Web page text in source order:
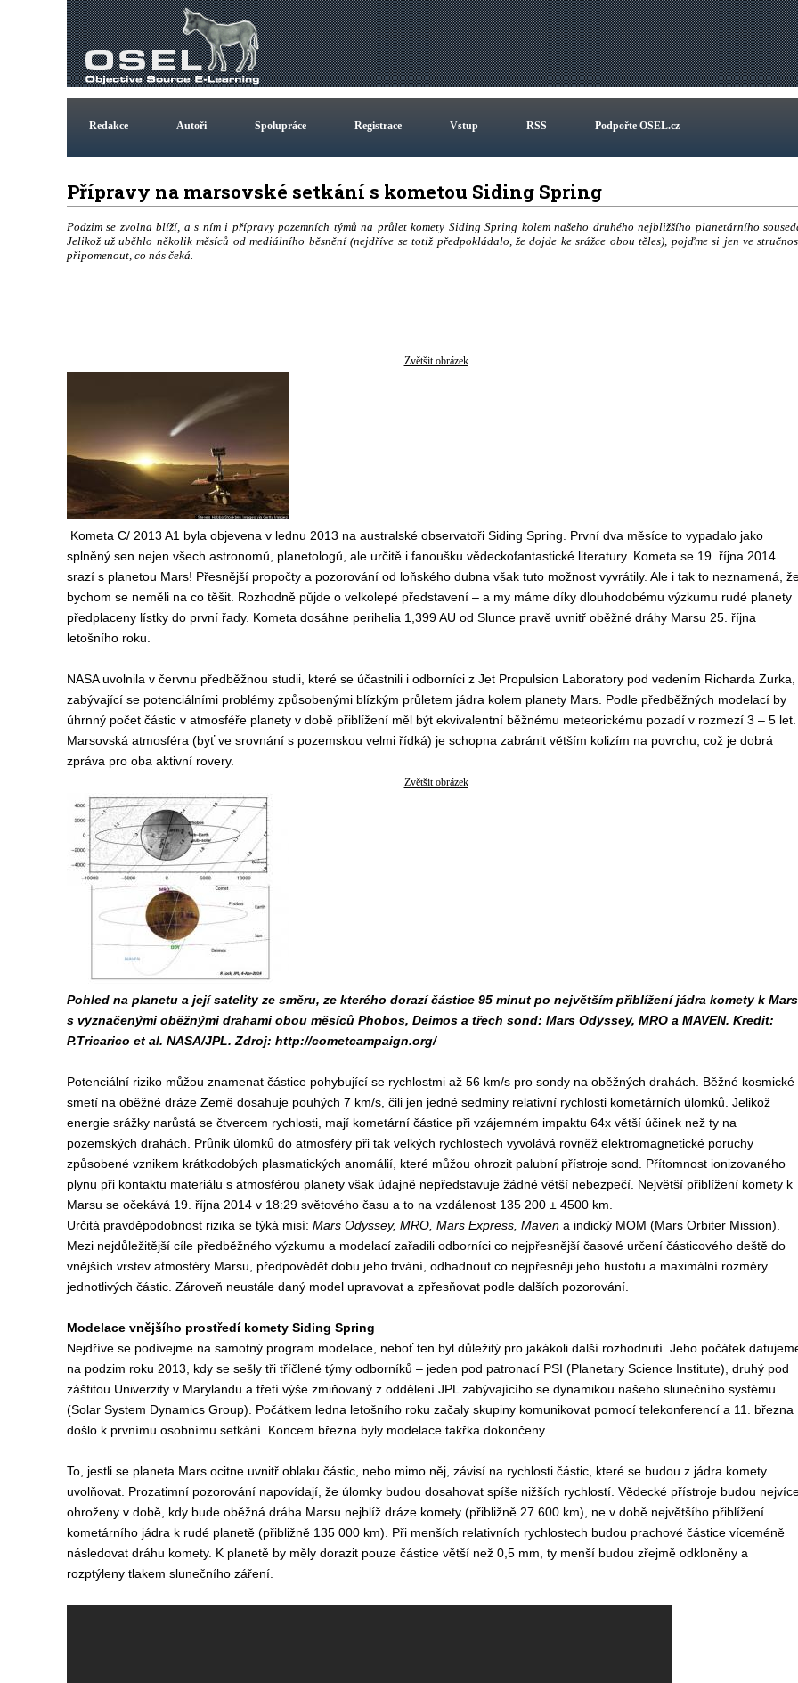
Redakce Autoři Spolupráce Registrace Vstup RSS Podpořte OSEL.cz
Přípravy na marsovské setkání s kometou Siding Spring
Podzim se zvolna blíží, a s ním i přípravy pozemních týmů na průlet komety Siding Spring kolem našeho druhého nejbližšího planetárního
Jelikož už uběhlo několik měsíců od mediálního běsnění (nejdříve se totiž předpokládalo, že dojde ke srážce obou těles), pojďme si jen ve
připomenout, co nás čeká.
Zvětšit obrázek
Kometa C/ 2013 A1 byla objevena v lednu 2013 na australské observatoři Siding Spring. První dva měsíce to vypadalo jako
splněný sen nejen všech astronomů, planetologů, ale určitě i fanoušku vědeckofantastické literatury. Kometa se 19. října 2014
srazí s planetou Mars! Přesnější propočty a pozorování od loňského dubna však tuto možnost vyvrátily. Ale i tak to neznamená,
bychom se neměli na co těšit. Rozhodně půjde o velkolepé představení – a my máme díky dlouhodobému výzkumu rudé planety
předplaceny lístky do první řady. Kometa dosáhne perihelia 1,399 AU od Slunce pravě uvnitř oběžné dráhy Marsu 25. října
letošního roku.
NASA uvolnila v červnu předběžnou studii, které se účastnili i odborníci z Jet Propulsion Laboratory pod vedením Richarda Zurka,
zabývající se potenciálními problémy způsobenými blízkým průletem jádra kolem planety Mars. Podle předběžných modelací by
úhrnný počet částic v atmosféře planety v době přiblížení měl být ekvivalentní běžnému meteorickému pozadí v rozmezí 3 – 5 let.
Marsovská atmosféra (byť ve srovnání s pozemskou velmi řídká) je schopna zabránit větším kolizím na povrchu, což je dobrá
zpráva pro oba aktivní rovery.
Zvětšit obrázek
Pohled na planetu a její satelity ze směru, ze kterého dorazí částice 95 minut po největším přiblížení jádra komety k
s vyznačenými oběžnými drahami obou měsíců Phobos, Deimos a třech sond: Mars Odyssey, MRO a MAVEN. Kredit:
P.Tricarico et al. NASA/JPL. Zdroj: http://cometcampaign.org/
Potenciální riziko můžou znamenat částice pohybující se rychlostmi až 56 km/s pro sondy na oběžných drahách. Běžné kosmické
smetí na oběžné dráze Země dosahuje pouhých 7 km/s, čili jen jedné sedminy relativní rychlosti kometárních úlomků. Jelikož
energie srážky narůstá se čtvercem rychlosti, mají kometární částice při vzájemném impaktu 64x větší účinek než ty na
pozemských drahách. Průnik úlomků do atmosféry při tak velkých rychlostech vyvolává rovněž elektromagnetické poruchy
způsobené vznikem krátkodobých plasmatických anomálií, které můžou ohrozit palubní přístroje sond. Přítomnost ionizovaného
plynu při kontaktu materiálu s atmosférou planety však údajně nepředstavuje žádné větší nebezpečí. Největší přiblížení komety k
Marsu se očekává 19. října 2014 v 18:29 světového času a to na vzdálenost 135 200 ± 4500 km.
Určitá pravděpodobnost rizika se týká misí: Mars Odyssey, MRO, Mars Express, Maven a indický MOM (Mars Orbiter Mission).
Mezi nejdůležitější cíle předběžného výzkumu a modelací zařadili odborníci co nejpřesnější časové určení částicového deště do
vnějších vrstev atmosféry Marsu, předpovědět dobu jeho trvání, odhadnout co nejpřesněji jeho hustotu a maximální rozměry
jednotlivých částic. Zároveň neustále daný model upravovat a zpřesňovat podle dalších pozorování.
Modelace vnějšího prostředí komety Siding Spring
Nejdříve se podívejme na samotný program modelace, neboť ten byl důležitý pro jakákoli další rozhodnutí. Jeho počátek
na podzim roku 2013, kdy se sešly tři tříčlené týmy odborníků – jeden pod patronací PSI (Planetary Science Institute), druhý pod
záštitou Univerzity v Marylandu a třetí výše zmiňovaný z oddělení JPL zabývajícího se dynamikou našeho slunečního systému
(Solar System Dynamics Group). Počátkem ledna letošního roku začaly skupiny komunikovat pomocí telekonferencí a 11. března
došlo k prvnímu osobnímu setkání. Koncem března byly modelace takřka dokončeny.
To, jestli se planeta Mars ocitne uvnitř oblaku částic, nebo mimo něj, závisí na rychlosti částic, které se budou z jádra komety
uvolňovat. Prozatimní pozorování napovídají, že úlomky budou dosahovat spíše nižších rychlostí. Vědecké přístroje budou
ohroženy v době, kdy bude oběžná dráha Marsu nejblíž dráze komety (přibližně 27 600 km), ne v době největšího přiblížení
kometárního jádra k rudé planetě (přibližně 135 000 km). Při menších relativních rychlostech budou prachové částice víceméně
následovat dráhu komety. K planetě by měly dorazit pouze částice větší než 0,5 mm, ty menší budou zřejmě odkloněny a
rozptýleny tlakem slunečního záření.